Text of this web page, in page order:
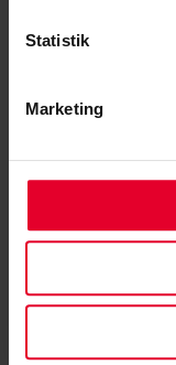
Statistik
Marketing
noget underligt, at
måske specielt når
hvis fundamentet
spænde ben for sig
– Det handler ikke
om kvalitet. Og den
tempoet bliver sat